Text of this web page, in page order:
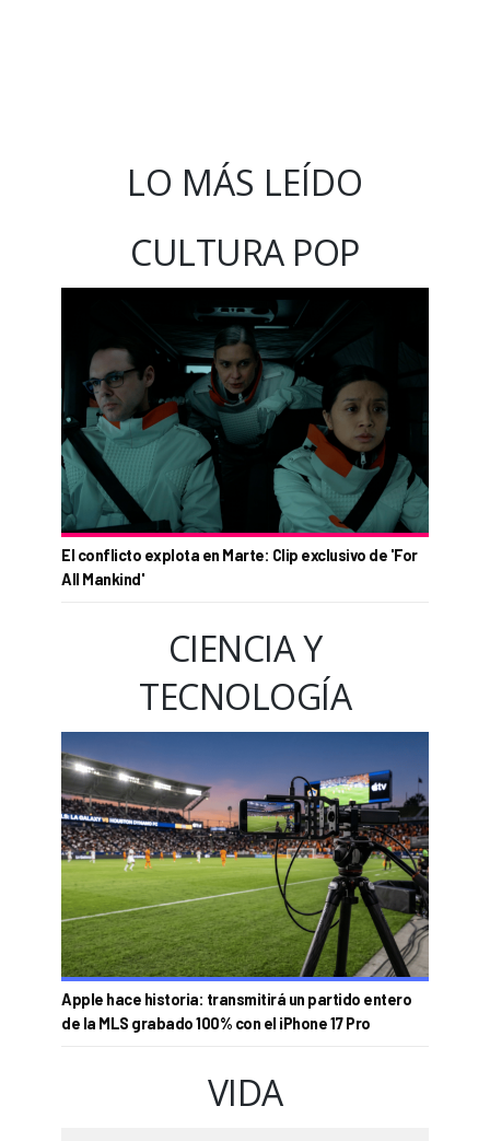
LO MÁS LEÍDO
CULTURA POP
El conflicto explota en Marte: Clip exclusivo de 'For
All Mankind'
CIENCIA Y
TECNOLOGÍA
Apple hace historia: transmitirá un partido entero
de la MLS grabado 100% con el iPhone 17 Pro
VIDA